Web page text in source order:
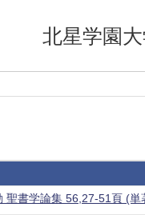
北星学園
書学論集 56,27-51頁 (単